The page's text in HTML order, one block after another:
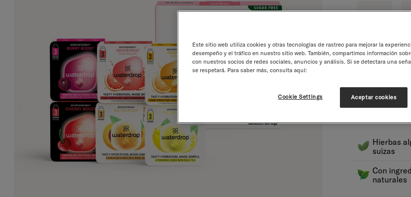
FRAMBUESA-
MELISA
Regalos desde
Nuestro plazo
Hierbas
suizas
Con
naturales
Este sitio web utiliza cookies y otras tecnologías de rastreo para mejorar la
desempeño y el tráfico en nuestro sitio web. También, compartimos información
con nuestros socios de redes sociales, anuncios y análisis. Si se detectara una
se respetará. Para saber más, consulta aquí:
Aceptar cookies
Cookie Settings